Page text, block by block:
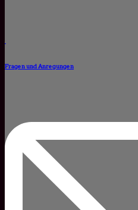
Fragen und Anregungen